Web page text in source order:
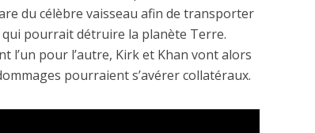
du célèbre vaisseau afin de transporter
pourrait détruire la planète Terre.
l’un pour l’autre, Kirk et Khan vont alors
pourraient s’avérer collatéraux.